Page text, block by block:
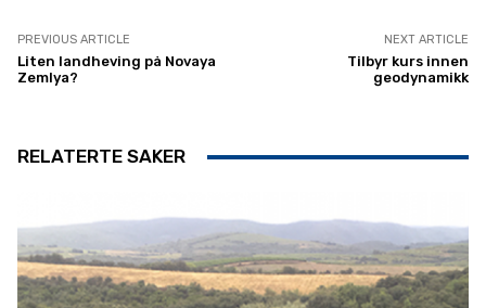
PREVIOUS ARTICLE
Liten landheving på Novaya
Zemlya?
NEXT ARTICLE
Tilbyr kurs innen
geodynamikk
RELATERTE SAKER